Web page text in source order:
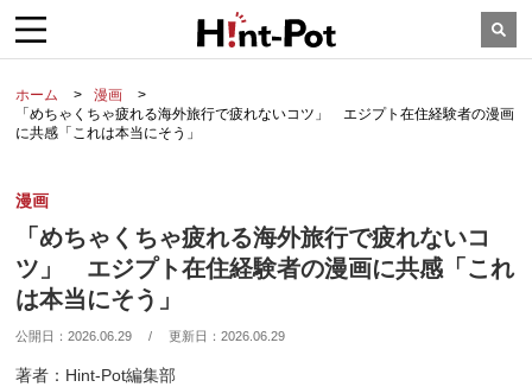
ホーム
漫画
「めちゃくちゃ疲れる海外旅行で疲れないコツ」 エジプト在住経験者の漫画
に共感「これは本当にそう」
漫画
「めちゃくちゃ疲れる海外旅行で疲れないコ
ツ」 エジプト在住経験者の漫画に共感「これ
は本当にそう」
公開日：2026.06.29 / 更新日：2026.06.29
著者：Hint-Pot編集部